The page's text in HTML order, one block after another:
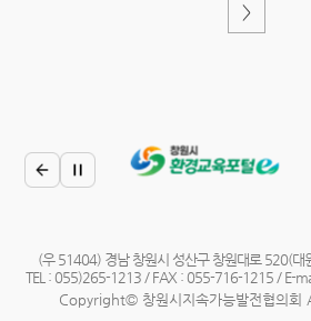
>
(우 51404) 경남 창원시 성산구 창원대로 520(대
TEL : 055)265-1213 / FAX : 055-716-1215 / E-
Copyright© 창원시지속가능발전협의회